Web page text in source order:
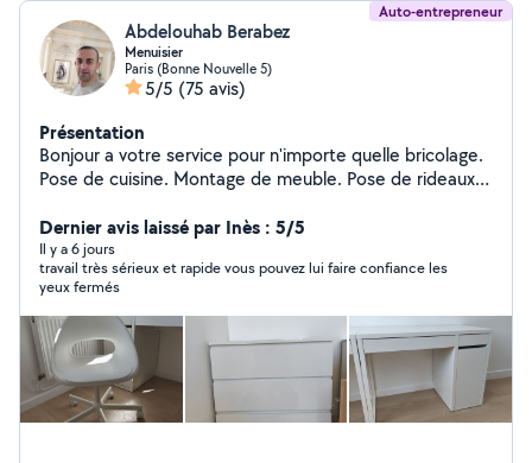
Auto-entrepreneur
Abdelouhab Berabez
Menuisier
Paris (Bonne Nouvelle 5)
5/5 (75 avis)
Présentation
Bonjour a votre service pour n'importe quelle bricolage.
Pose de cuisine. Montage de meuble. Pose de rideaux.
Dernier avis laissé par Inès : 5/5
Il y a 6 jours
travail très sérieux et rapide vous pouvez lui faire confiance les
yeux fermés